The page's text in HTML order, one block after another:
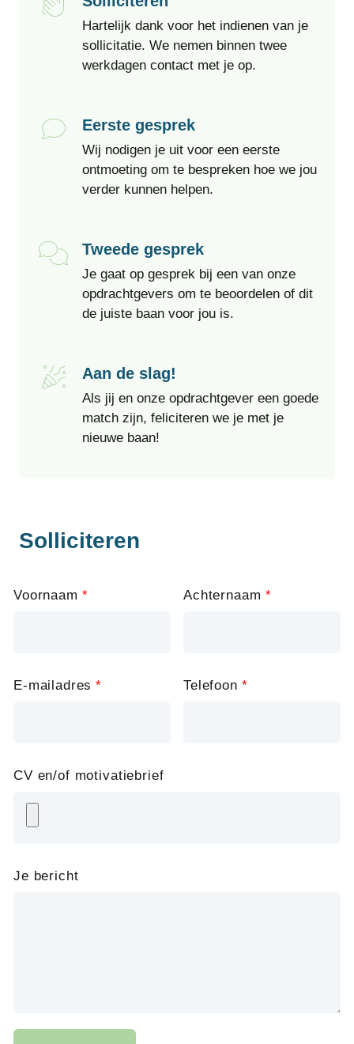
Hartelijk dank voor het indienen van je
sollicitatie. We nemen binnen twee
werkdagen contact met je op.
Eerste gesprek
Wij nodigen je uit voor een eerste
ontmoeting om te bespreken hoe we jou
verder kunnen helpen.
Tweede gesprek
Je gaat op gesprek bij een van onze
opdrachtgevers om te beoordelen of dit
de juiste baan voor jou is.
Aan de slag!
Als jij en onze opdrachtgever een goede
match zijn, feliciteren we je met je
nieuwe baan!
Solliciteren
this
Voornaam Achternaam
E-mailadres Telefoon
CV en/of motivatiebrief
Je bericht